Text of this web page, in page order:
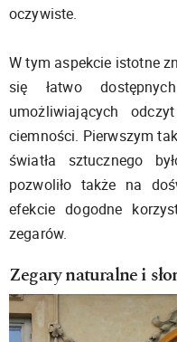
oczywiste.
W tym aspekcie istotne
się łatwo
umożliwiających
ciemności. Pierwszym
światła sztucznego
pozwoliło także na
efekcie dogodne
zegarów.
Zegary naturalne i